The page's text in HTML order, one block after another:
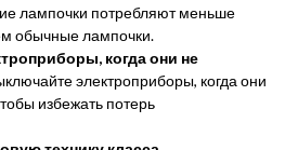
лампочки потребляют меньше
обычные лампочки.
когда они не
электроприборы, когда они
избежать потерь